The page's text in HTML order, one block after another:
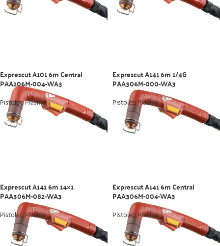
Exprescut A101 6m Central
PAA206M-004-WA3
Pistoleti Plasma
Exprescut A141 6m 1/4G
PAA306M-000-WA3
Pistoleti Plasma
Exprescut A141 6m 14×1
PAA306M-082-WA3
Pistoleti Plasma
Exprescut A141 6m Central
PAA306M-004-WA3
Pistoleti Plasma